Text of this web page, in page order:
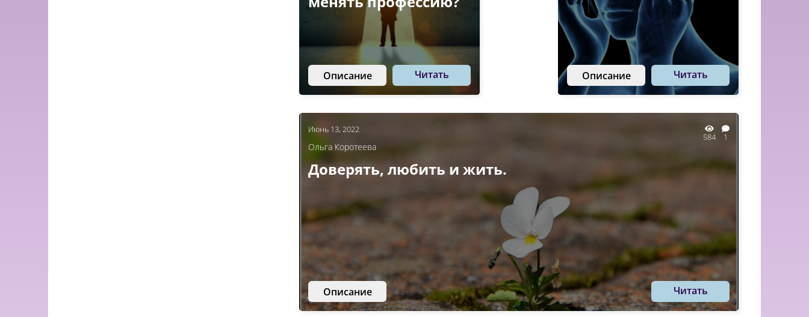
Описание Читать Описание Читать
Июнь 13, 2022
584 1
Ольга Коротеева
Доверять, любить и жить.
Описание Читать